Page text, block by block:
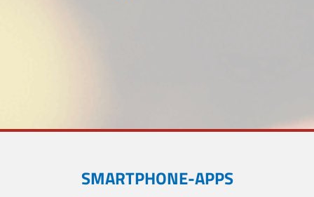
SMARTPHONE-APPS